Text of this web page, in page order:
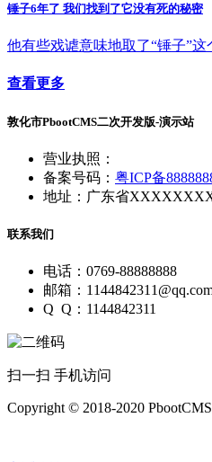
锤子6年了 我们找到了它没有死的秘密
他有些戏谑意味地取了“锤子”
查看更多
敦化市PbootCMS二次开发版-演示站
营业执照：
备案号码： 粤ICP备
地址：广东省
联系我们
电话：0769-88888888
邮箱：
Q Q：1144842311
扫一扫 手机访问
Copyright © 2018-2020